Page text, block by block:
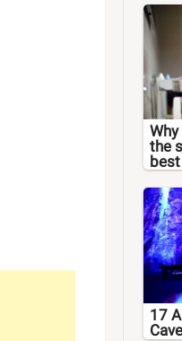
the
17